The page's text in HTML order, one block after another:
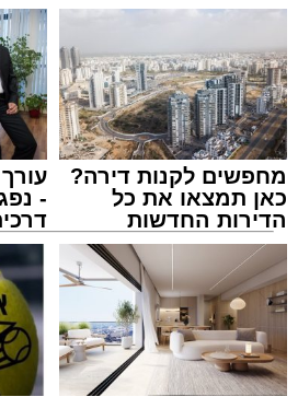
מחפשים לקנות דירה?
כאן תמצאו את כל
הדירות החדשות
למכירה באשדוד >>>
-